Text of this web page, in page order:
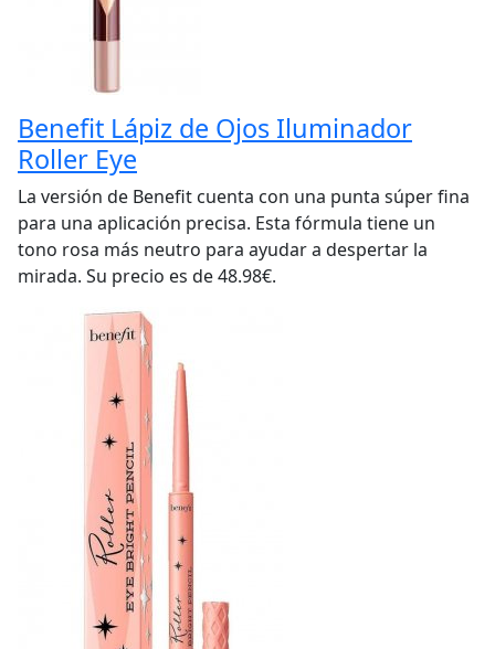
Benefit Lápiz de Ojos Iluminador
Roller Eye
La versión de Benefit cuenta con una punta súper fina
para una aplicación precisa. Esta fórmula tiene un
tono rosa más neutro para ayudar a despertar la
mirada. Su precio es de 48.98€.